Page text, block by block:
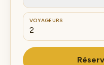
VOYAGEURS